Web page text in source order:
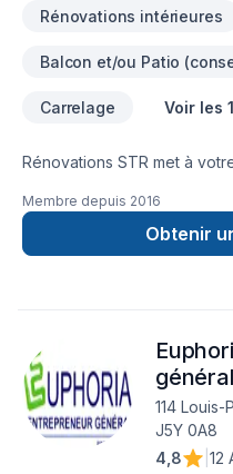
Rénovations intérieures
Balcon et/ou Patio
Carrelage Voir les
Rénovations STR met à
Démolition, Escalier et
Insonorisation, Meubles,
bain, Solarium, Soudeur,
attentes. Nous sommes
pour concrétiser votre projet.
Membre depuis 2016
Obtenir
général
114
J5Y 0A8
4,8
12